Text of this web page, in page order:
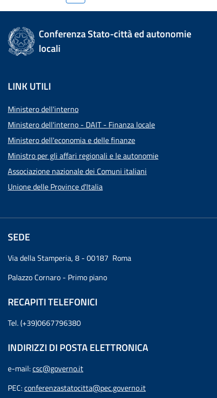
Conferenza Stato-città ed autonomie
locali
LINK UTILI
Ministero dell'interno
Ministero dell'interno - DAIT - Finanza locale
Ministero dell'economia e delle finanze
Ministro per gli affari regionali e le autonomie
Associazione nazionale dei Comuni italiani
Unione delle Province d'Italia
SEDE
Via della Stamperia, 8 - 00187 Roma
Palazzo Cornaro - Primo piano
RECAPITI TELEFONICI
Tel. (+39)0667796380
INDIRIZZI DI POSTA ELETTRONICA
e-mail:csc@governo.it
PEC:conferenzastatocitta@pec.governo.it